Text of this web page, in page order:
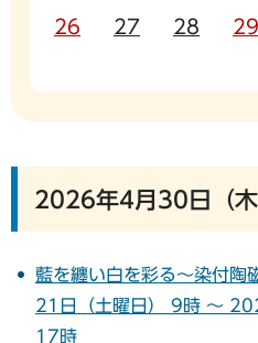
26
27 28 29
2026年4月30日（木
藍を纏い白を彩る～染付
21日（土曜日） 9時 ～
17時